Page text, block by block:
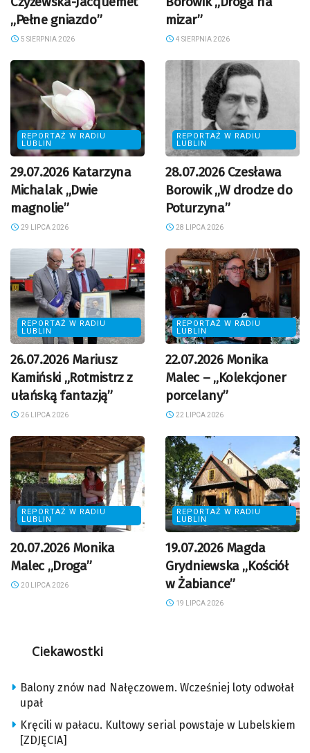
„Pełne gniazdo”
5 SIERPNIA 2026
mizar”
4 SIERPNIA 2026
REPORTAŻ W RADIU
LUBLIN
29.07.2026 Katarzyna
Michalak „Dwie
magnolie”
29 LIPCA 2026
REPORTAŻ W RADIU
LUBLIN
28.07.2026 Czesława
Borowik „W drodze do
Poturzyna”
28 LIPCA 2026
REPORTAŻ W RADIU
LUBLIN
26.07.2026 Mariusz
Kamiński „Rotmistrz z
ułańską fantazją”
26 LIPCA 2026
REPORTAŻ W RADIU
LUBLIN
22.07.2026 Monika
Malec – „Kolekcjoner
porcelany”
22 LIPCA 2026
REPORTAŻ W RADIU
LUBLIN
20.07.2026 Monika
Malec „Droga”
20 LIPCA 2026
REPORTAŻ W RADIU
LUBLIN
19.07.2026 Magda
Grydniewska „Kościół
w Żabiance”
19 LIPCA 2026
Ciekawostki
Balony znów nad Nałęczowem. Wcześniej loty odwołał
upał
Kręcili w pałacu. Kultowy serial powstaje w Lubelskiem
[ZDJĘCIA]